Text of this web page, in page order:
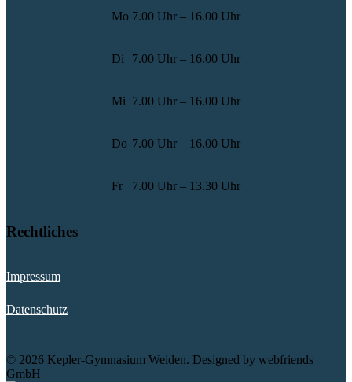
Mo 7.00 Uhr – 16.00 Uhr
Di 7.00 Uhr – 16.00 Uhr
Mi 7.00 Uhr – 16.00 Uhr
Do 7.00 Uhr – 16.00 Uhr
Fr 7.00 Uhr – 13.30 Uhr
Rechtliches
Impressum
Datenschutz
© 2026 Kepler-Gymnasium Weiden. Designed by webfriends
GmbH